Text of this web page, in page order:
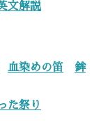
文解説
血染めの笛
鉾
た祭り